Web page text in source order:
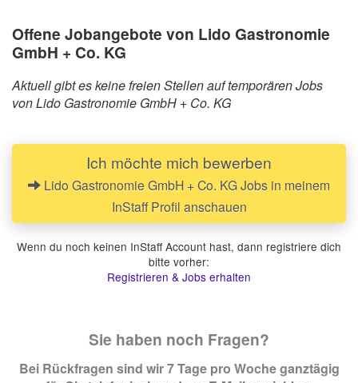
Offene Jobangebote von Lido Gastronomie
GmbH + Co. KG
Aktuell gibt es keine freien Stellen auf temporären Jobs
von Lido Gastronomie GmbH + Co. KG
Ich möchte mich bewerben
Lido Gastronomie GmbH + Co. KG Jobs in meinem
InStaff Profil anschauen
Wenn du noch keinen InStaff Account hast, dann registriere dich
bitte vorher:
Registrieren & Jobs erhalten
Sie haben noch Fragen?
Bei Rückfragen sind wir 7 Tage pro Woche ganztägig